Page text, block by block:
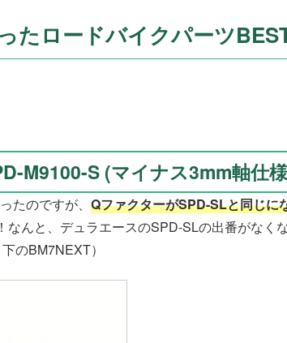
たロードバイクパーツ
M9100-S (マイナス3mm軸仕
たのですが、 QファクターがSPD-SLと同じに
なんと、デュラエースのSPD-SLの出番がなくな
のBM7NEXT）